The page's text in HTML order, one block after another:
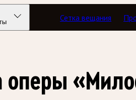
Сетка вещания
«Орфей» Подкасты Лишний
оперы